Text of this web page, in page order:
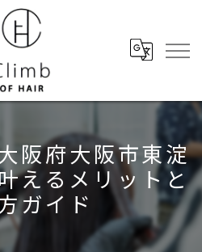
阪府大阪市東淀
えるメリットと
ガイド